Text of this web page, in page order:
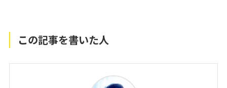
この記事を書いた人